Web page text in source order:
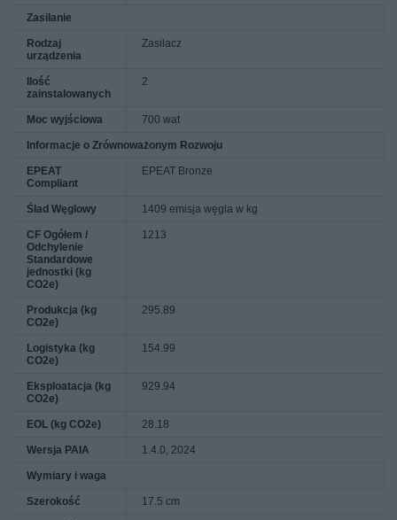
Zasilanie
Rodzaj
urządzenia
Zasilacz
Ilość
zainstalowanych
2
Moc wyjściowa 700 wat
Informacje o Zrównoważonym Rozwoju
EPEAT
Compliant
EPEAT Bronze
Ślad Węglowy 1409 emisja węgla w kg
CF Ogółem /
Odchylenie
Standardowe
jednostki (kg
CO2e)
1213
Produkcja (kg
CO2e)
295.89
Logistyka (kg
CO2e)
154.99
Eksploatacja (kg
CO2e)
929.94
EOL (kg CO2e) 28.18
Wersja PAIA 1.4.0, 2024
Wymiary i waga
Szerokość 17.5 cm